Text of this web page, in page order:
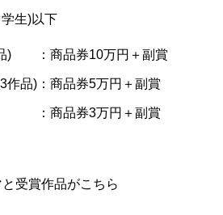
生)以下
) ：商品券10万円＋副賞
作品)：商品券5万円＋副賞
商品券3万円＋副賞
受賞作品がこちら